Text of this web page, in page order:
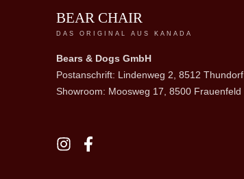
BEAR CHAIR
DAS ORIGINAL AUS KANADA
Bears & Dogs GmbH
Postanschrift: Lindenweg 2, 8512 Thundorf
Showroom: Moosweg 17, 8500 Frauenfeld